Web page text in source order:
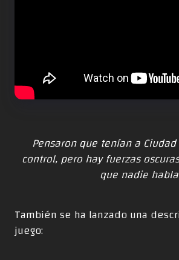
Pensaron que tenían a
control, pero hay fuerzas
que nadie habla
También se ha lanzado una
juego: